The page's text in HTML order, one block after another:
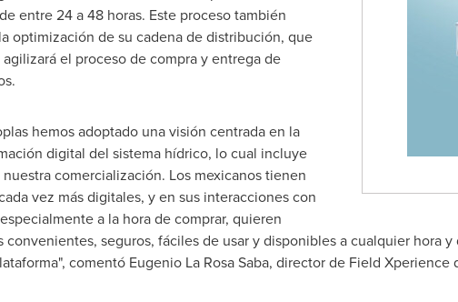
entre 24 a 48 horas. Este proceso también
optimización de su cadena de distribución, que
agilizará el proceso de compra y entrega de
hemos adoptado una visión centrada en la
digital del sistema hídrico, lo cual incluye
comercialización. Los mexicanos tienen
vez más digitales, y en sus interacciones con
a la hora de comprar, quieren
convenientes, seguros, fáciles de usar y disponibles a cualquier hora
comentó Eugenio La Rosa Saba, director de Field Xperience